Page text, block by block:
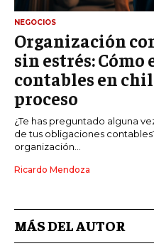
NEGOCIOS
Organización
sin estrés: Cómo
contables en
proceso
¿Te has preguntado alguna
de tus obligaciones
organización...
Ricardo Mendoza
MÁS DEL AUTOR